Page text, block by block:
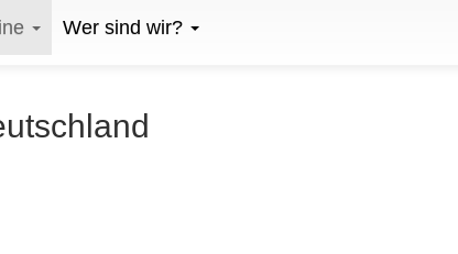
Wer sind wir?